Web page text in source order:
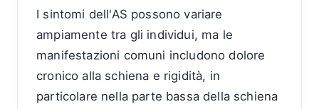
I sintomi dell'AS possono variare
ampiamente tra gli individui, ma le
manifestazioni comuni includono dolore
cronico alla schiena e rigidità, in
particolare nella parte bassa della schiena